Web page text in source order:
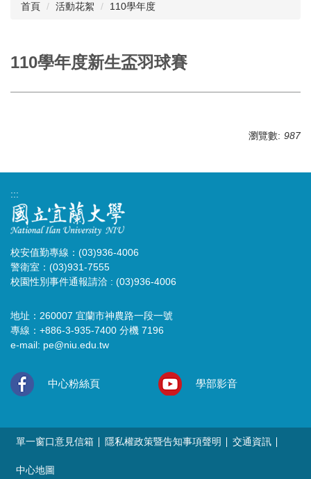
首頁 活動花絮 110學年度
110學年度新生盃羽球賽
瀏覽數: 987
:::
校安值勤專線：(03)936-4006
警衛室：(03)931-7555
校園性別事件通報請洽 : (03)936-4006
地址：260007 宜蘭市神農路一段一號
專線：+886-3-935-7400 分機 7196
e-mail: pe@niu.edu.tw
中心粉絲頁 學部影音
單一窗口意見信箱 隱私權政策暨告知事項聲明 交通資訊
中心地圖